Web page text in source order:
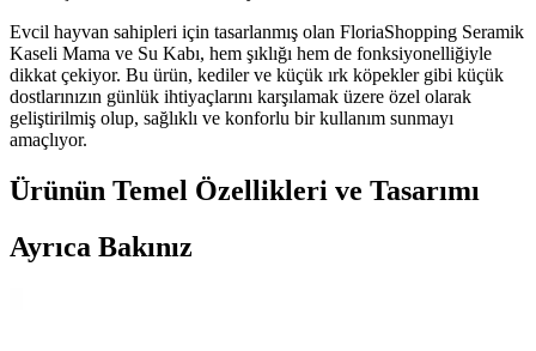
Evcil hayvan sahipleri için tasarlanmış olan FloriaShopping Seramik
Kaseli Mama ve Su Kabı, hem şıklığı hem de fonksiyonelliğiyle
dikkat çekiyor. Bu ürün, kediler ve küçük ırk köpekler gibi küçük
dostlarınızın günlük ihtiyaçlarını karşılamak üzere özel olarak
geliştirilmiş olup, sağlıklı ve konforlu bir kullanım sunmayı
amaçlıyor.
Ürünün Temel Özellikleri ve Tasarımı
Ayrıca Bakınız